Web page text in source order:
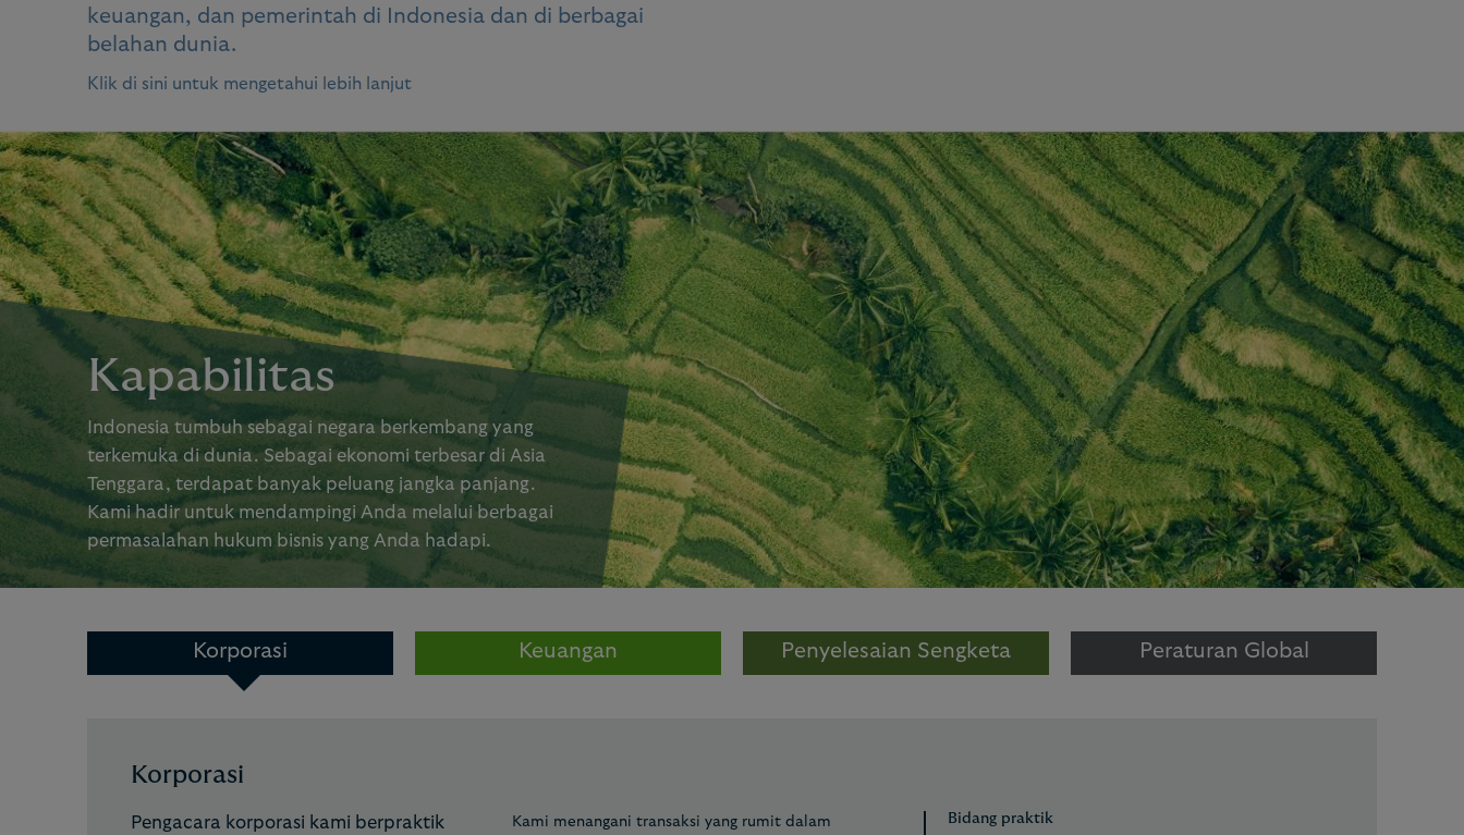
keuangan, dan pemerintah di Indonesia dan di berbagai
belahan dunia.
Klik di sini untuk mengetahui lebih lanjut
Kapabilitas
Indonesia tumbuh sebagai negara berkembang yang
terkemuka di dunia. Sebagai ekonomi terbesar di Asia
Tenggara, terdapat banyak peluang jangka panjang.
Kami hadir untuk mendampingi Anda melalui berbagai
permasalahan hukum bisnis yang Anda hadapi.
Korporasi Keuangan Penyelesaian Sengketa Peraturan Global
Korporasi
Pengacara korporasi kami berpraktik
Kami menangani transaksi yang rumit dalam
Bidang praktik